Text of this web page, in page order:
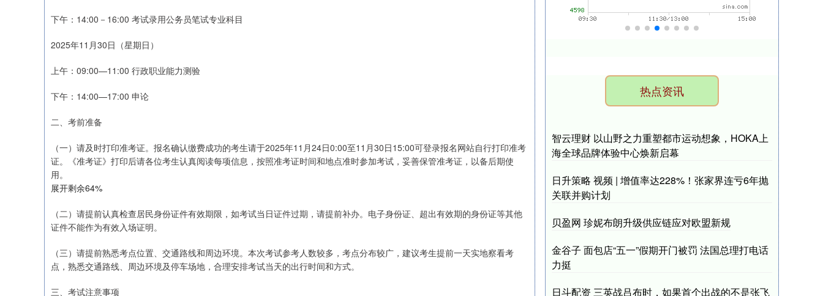
下午：14:00－16:00 考试录用公务员笔试专业科目
2025年11月30日（星期日）
上午：09:00—11:00 行政职业能力测验
下午：14:00—17:00 申论
二、考前准备
（一）请及时打印准考证。报名确认缴费成功的考生请于2025年11月24日0:00至11月30日15:00可登录报名网站自行打印准考
证。《准考证》打印后请各位考生认真阅读每项信息，按照准考证时间和地点准时参加考试，妥善保管准考证，以备后期使
用。
展开剩余64%
（二）请提前认真检查居民身份证件有效期限，如考试当日证件过期，请提前补办。电子身份证、超出有效期的身份证等其他
证件不能作为有效入场证明。
（三）请提前熟悉考点位置、交通路线和周边环境。本次考试参考人数较多，考点分布较广，建议考生提前一天实地察看考
点，熟悉交通路线、周边环境及停车场地，合理安排考试当天的出行时间和方式。
三、考试注意事项
热点资讯
智云理财 以山野之力重塑都市运动想象，HOKA上
海全球品牌体验中心焕新启幕
日升策略 视频 | 增值率达228%！张家界连亏6年抛
关联并购计划
贝盈网 珍妮布朗升级供应链应对欧盟新规
金谷子 面包店“五一”假期开门被罚 法国总理打电话
力挺
日斗配资 三英战吕布时，如果首个出战的不是张飞